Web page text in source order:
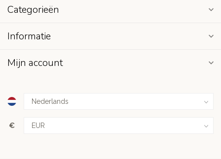
Categorieën
Informatie
Mijn account
€